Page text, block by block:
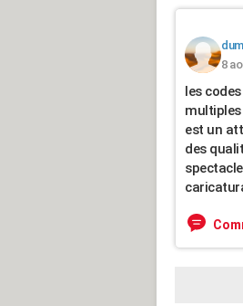
8
les
est un
des